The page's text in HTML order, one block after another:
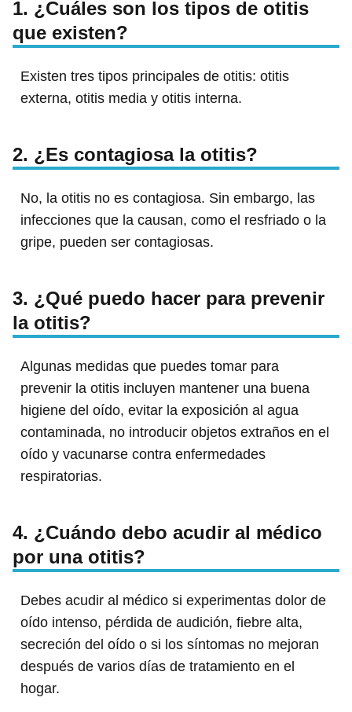
1. ¿Cuáles son los tipos de otitis
que existen?
Existen tres tipos principales de otitis: otitis
externa, otitis media y otitis interna.
2. ¿Es contagiosa la otitis?
No, la otitis no es contagiosa. Sin embargo, las
infecciones que la causan, como el resfriado o la
gripe, pueden ser contagiosas.
3. ¿Qué puedo hacer para prevenir
la otitis?
Algunas medidas que puedes tomar para
prevenir la otitis incluyen mantener una buena
higiene del oído, evitar la exposición al agua
contaminada, no introducir objetos extraños en el
oído y vacunarse contra enfermedades
respiratorias.
4. ¿Cuándo debo acudir al médico
por una otitis?
Debes acudir al médico si experimentas dolor de
oído intenso, pérdida de audición, fiebre alta,
secreción del oído o si los síntomas no mejoran
después de varios días de tratamiento en el
hogar.